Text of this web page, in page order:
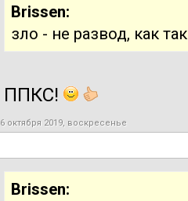
Brissen:
зло - не развод, как
ППКС!
6 октября 2019, воскресенье
Brissen: